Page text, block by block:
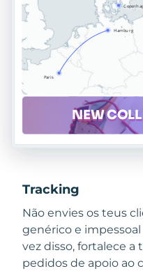
Tracking
Não envies os teus
genérico e
vez disso, fortalece a
pedidos de apoio ao